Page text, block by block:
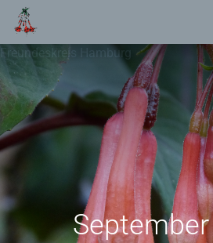
Freundeskreis Hamburg